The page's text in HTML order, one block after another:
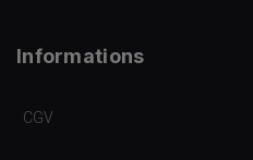
Informations
CGV